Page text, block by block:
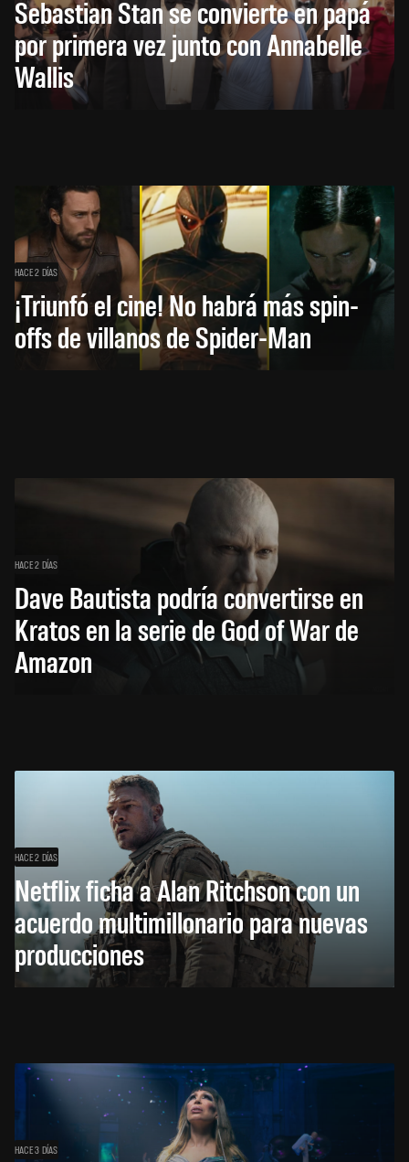
Sebastian Stan se convierte en papá
por primera vez junto con Annabelle
Wallis
HACE 2 DÍAS
¡Triunfó el cine! No habrá más spin-
offs de villanos de Spider-Man
HACE 2 DÍAS
Dave Bautista podría convertirse en
Kratos en la serie de God of War de
Amazon
HACE 2 DÍAS
Netflix ficha a Alan Ritchson con un
acuerdo multimillonario para nuevas
producciones
HACE 3 DÍAS